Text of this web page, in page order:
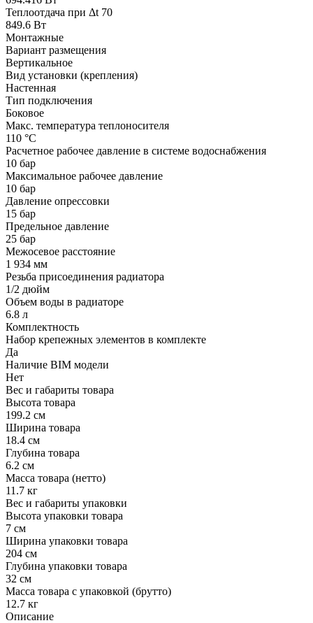
Теплоотдача при Δt 70
849.6 Вт
Монтажные
Вариант размещения
Вертикальное
Вид установки (крепления)
Настенная
Тип подключения
Боковое
Макс. температура теплоносителя
110 °С
Расчетное рабочее давление в системе водоснабжения
10 бар
Максимальное рабочее давление
10 бар
Давление опрессовки
15 бар
Предельное давление
25 бар
Межосевое расстояние
1 934 мм
Резьба присоединения радиатора
1/2 дюйм
Объем воды в радиаторе
6.8 л
Комплектность
Набор крепежных элементов в комплекте
Да
Наличие BIM модели
Нет
Вес и габариты товара
Высота товара
199.2 см
Ширина товара
18.4 см
Глубина товара
6.2 см
Масса товара (нетто)
11.7 кг
Вес и габариты упаковки
Высота упаковки товара
7 см
Ширина упаковки товара
204 см
Глубина упаковки товара
32 см
Масса товара с упаковкой (брутто)
12.7 кг
Описание